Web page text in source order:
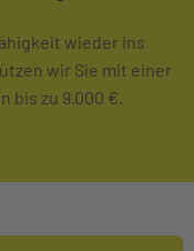
wieder ins
wir Sie mit einer
zu 9.000 €.